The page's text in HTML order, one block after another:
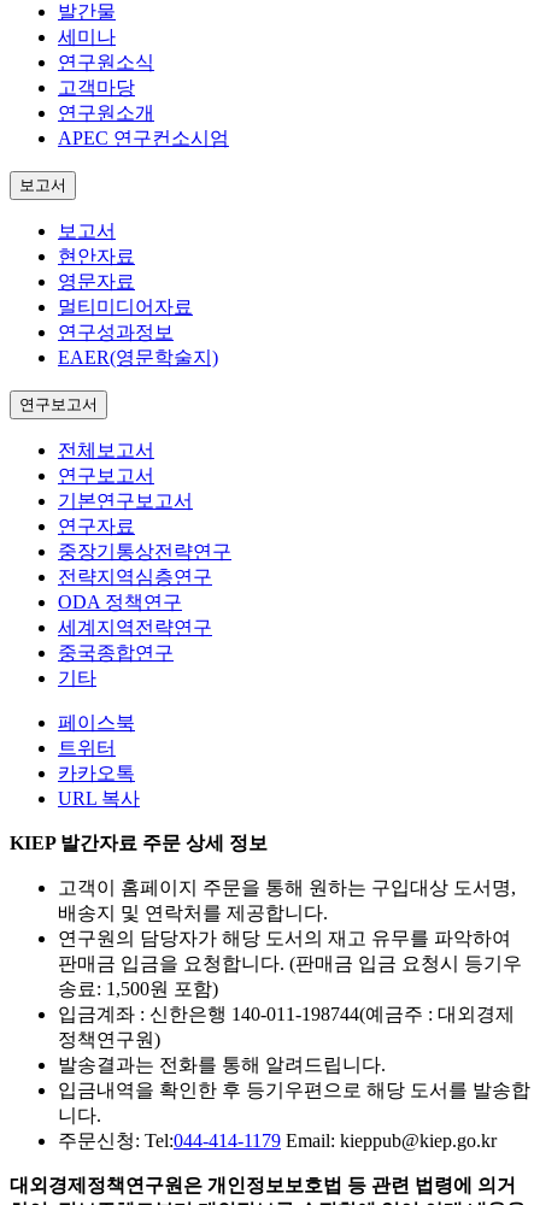
발간물
세미나
연구원소식
고객마당
연구원소개
APEC 연구컨소시엄
보고서
보고서
현안자료
영문자료
멀티미디어자료
연구성과정보
EAER(영문학술지)
연구보고서
전체보고서
연구보고서
기본연구보고서
연구자료
중장기통상전략연구
전략지역심층연구
ODA 정책연구
세계지역전략연구
중국종합연구
기타
페이스북
트위터
카카오톡
URL 복사
KIEP 발간자료 주문 상세 정보
고객이 홈페이지 주문을 통해 원하는 구입대상 도서명,
배송지 및 연락처를 제공합니다.
연구원의 담당자가 해당 도서의 재고 유무를 파악하여
판매금 입금을 요청합니다. (판매금 입금 요청시 등기우
송료: 1,500원 포함)
입금계좌 : 신한은행 140-011-198744(예금주 : 대외경제
정책연구원)
발송결과는 전화를 통해 알려드립니다.
입금내역을 확인한 후 등기우편으로 해당 도서를 발송합
니다.
주문신청: Tel:044-414-1179 Email: kieppub@kiep.go.kr
대외경제정책연구원은 개인정보보호법 등 관련 법령에 의거